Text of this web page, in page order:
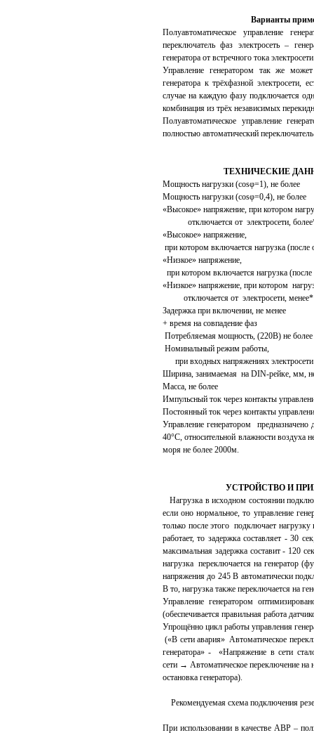
Варианты
Полуавтоматическое управление
переключатель фаз электросеть –
генератора от встречного тока
Управление генератором так же
генератора к трёхфазной электросети,
случае на каждую фазу подключается
комбинация из трёх независимых
Полуавтоматическое управление
полностью автоматический
ТЕХНИЧЕСКИЕ
Мощность нагрузки
Мощность нагрузки
«Высокое» напряжение, при котором
отключается от
«Высокое» напряжение,
при котором включается нагрузка
«Низкое» напряжение,
при котором включается нагрузка
«Низкое» напряжение, при котором
отключается от
Задержка при
+ время на
Потребляемая мощность,
Номинальный режим работы,
при входных напряжениях
Ширина, занимаемая на DIN-
Масса, не
Импульсный ток через контакты
Постоянный ток через контакты
Управление генератором
40°С, относительной влажности воздуха
моря не более 2000м.
УСТРОЙСТВО И
Нагрузка в исходном состоянии
если оно нормальное, то управление
только после этого подключает нагрузку
работает, то задержка составляет - 30
максимальная задержка составит - 120
нагрузка переключается на генератор
напряжения до 245 В автоматически
В то, нагрузка также переключается на
Управление генератором
(обеспечивается правильная работа
Упрощённо цикл работы управления
(«В сети авария» Автоматическое
генератора» - «Напряжение в сети
сети → Автоматическое переключение на
остановка генератора).
Рекомендуемая схема подключения
При использовании в качестве АВР –